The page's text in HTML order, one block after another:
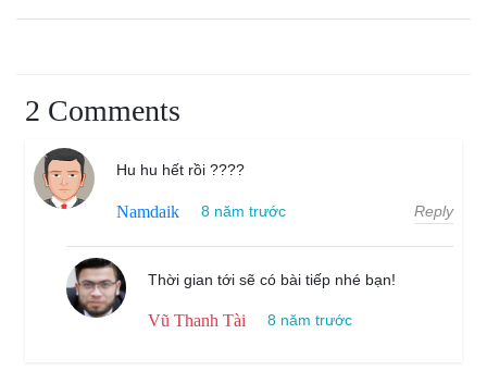
2 Comments
Hu hu hết rồi ????
Namdaik 8 năm trước Reply
Thời gian tới sẽ có bài tiếp nhé bạn!
Vũ Thanh Tài 8 năm trước